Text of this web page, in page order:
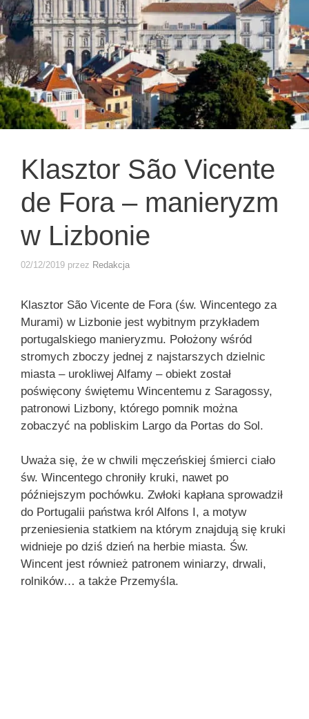
Klasztor São Vicente
de Fora – manieryzm
w Lizbonie
02/12/2019 przez Redakcja
Klasztor São Vicente de Fora (św. Wincentego za
Murami) w Lizbonie jest wybitnym przykładem
portugalskiego manieryzmu. Położony wśród
stromych zboczy jednej z najstarszych dzielnic
miasta – urokliwej Alfamy – obiekt został
poświęcony świętemu Wincentemu z Saragossy,
patronowi Lizbony, którego pomnik można
zobaczyć na pobliskim Largo da Portas do Sol.
Uważa się, że w chwili męczeńskiej śmierci ciało
św. Wincentego chroniły kruki, nawet po
późniejszym pochówku. Zwłoki kapłana sprowadził
do Portugalii państwa król Alfons I, a motyw
przeniesienia statkiem na którym znajdują się kruki
widnieje po dziś dzień na herbie miasta. Św.
Wincent jest również patronem winiarzy, drwali,
rolników… a także Przemyśla.